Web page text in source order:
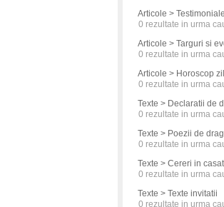
Articole > Testimoniale
0 rezultate in urma
Articole > Targuri si
0 rezultate in urma
Articole > Horoscop
0 rezultate in urma
Texte > Declaratii de
0 rezultate in urma
Texte > Poezii de
0 rezultate in urma
Texte > Cereri in
0 rezultate in urma
Texte > Texte invitatii
0 rezultate in urma